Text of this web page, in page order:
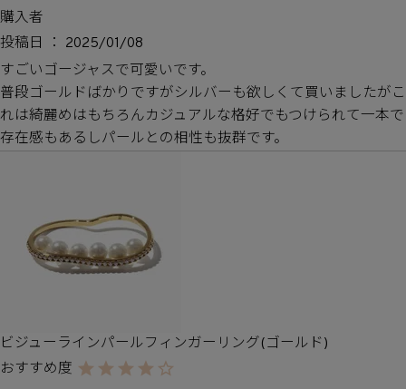
購入者
投稿日
2025/01/08
すごいゴージャスで可愛いです。
普段ゴールドばかりですがシルバーも欲しくて買いましたがこ
れは綺麗めはもちろんカジュアルな格好でもつけられて一本で
存在感もあるしパールとの相性も抜群です。
ビジューラインパールフィンガーリング(ゴールド)